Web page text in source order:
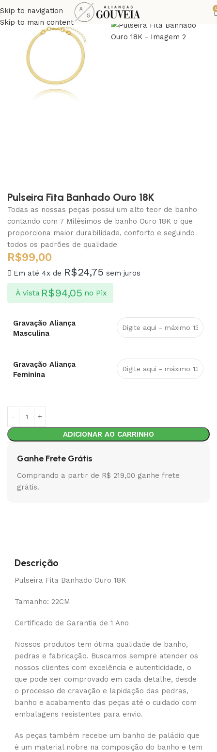
Skip to navigation
Skip to main content
Pulseira Fita Banhado Ouro 18K
Todas as nossas peças possui um alto teor de banho
contando com 7 Milésimos de banho Ouro 18K o que
proporciona maior durabilidade, conforto e seguindo
todos os padrões de qualidade
R$99,00
Em até 4x de R$24,75 sem juros
À vista R$94,05 no Pix
Gravação Aliança
Masculina
Gravação Aliança
Feminina
ADICIONAR AO CARRINHO
Ganhe Frete Grátis
Comprando a partir de R$ 219,00 ganhe frete
grátis.
Descrição
Pulseira Fita Banhado Ouro 18K
Tamanho: 22CM
Certificado de Garantia de 1 Ano
Nossos produtos tem ótima qualidade de banho,
pedras e fabricação. Buscamos sempre atender os
nossos clientes com excelência e autenticidade, o
que pode ser comprovado em cada detalhe, desde
o processo de cravação e lapidação das pedras,
banho e acabamento das peças até o cuidado com
embalagens resistentes para envio.
As peças também recebe um banho de paládio que
é um material nobre na composição do banho e tem